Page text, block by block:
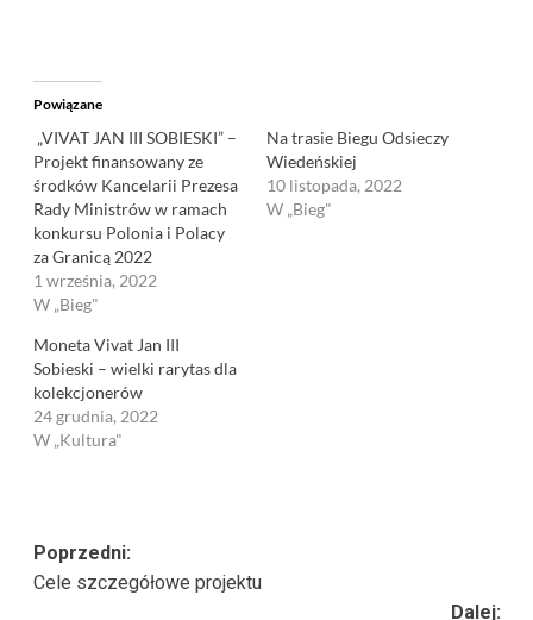
Powiązane
„VIVAT JAN III SOBIESKI” –
Projekt finansowany ze
środków Kancelarii Prezesa
Rady Ministrów w ramach
konkursu Polonia i Polacy
za Granicą 2022
1 września, 2022
W „Bieg"
Na trasie Biegu Odsieczy
Wiedeńskiej
10 listopada, 2022
W „Bieg"
Moneta Vivat Jan III
Sobieski – wielki rarytas dla
kolekcjonerów
24 grudnia, 2022
W „Kultura"
Zobacz
wpisy
Poprzedni:
Cele szczegółowe projektu
Dalej: